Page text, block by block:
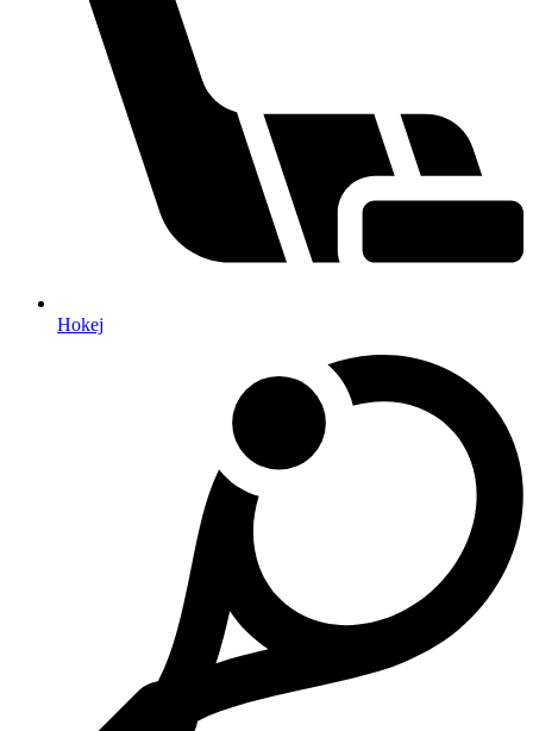
Hokej